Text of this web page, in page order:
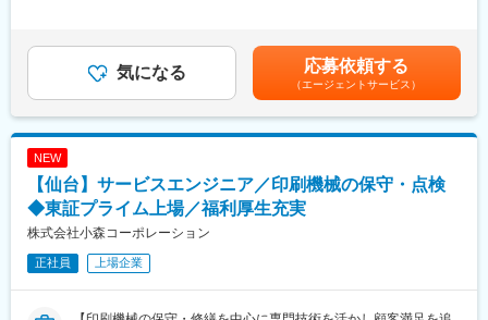
きるため、長期的なキャリア形成が可能です。
変更の範囲：会社の定める業務
財渉外の観点から担います。
・Anaqua
・PatentSQUARE
・PatentSight
※2026年度実績：平均17,000円賃金はあくまでも目安の金額であ
り、選考を通じて上下する可能性があります。月給(月額)は固定手
当を含めた表記です。
気になる 応募依頼する
（エージェントサービス）
NEW
【仙台】サービスエンジニア／印刷機械の保守・点検
◆東証プライム上場／福利厚生充実
株式会社小森コーポレーション
正社員 上場企業